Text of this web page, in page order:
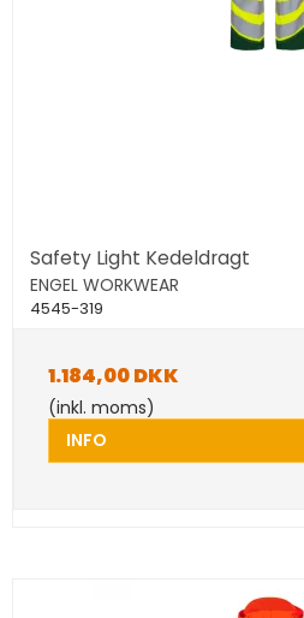
Safety Light Kedeldragt
ENGEL WORKWEAR
4545-319
1.184,00 DKK
(inkl. moms)
INFO